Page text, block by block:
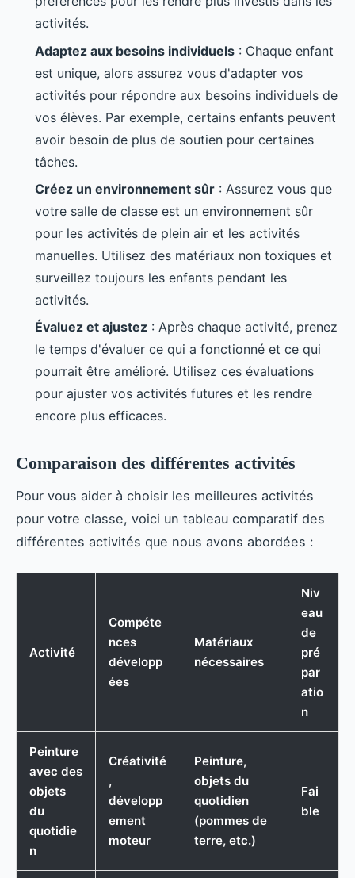
activités.
Adaptez aux besoins individuels : Chaque enfant
est unique, alors assurez vous d'adapter vos
activités pour répondre aux besoins individuels de
vos élèves. Par exemple, certains enfants peuvent
avoir besoin de plus de soutien pour certaines
tâches.
Créez un environnement sûr : Assurez vous que
votre salle de classe est un environnement sûr
pour les activités de plein air et les activités
manuelles. Utilisez des matériaux non toxiques et
surveillez toujours les enfants pendant les
activités.
Évaluez et ajustez : Après chaque activité, prenez
le temps d'évaluer ce qui a fonctionné et ce qui
pourrait être amélioré. Utilisez ces évaluations
pour ajuster vos activités futures et les rendre
encore plus efficaces.
Comparaison des différentes activités
Pour vous aider à choisir les meilleures activités
pour votre classe, voici un tableau comparatif des
différentes activités que nous avons abordées :
Activité
Compéte
nces
développ
ées
Matériaux
nécessaires
Niv
eau
de
pré
par
atio
n
Peinture
avec des
objets
du
quotidie
n
Créativité
,
développ
ement
moteur
Peinture,
objets du
quotidien
(pommes de
terre, etc.)
Fai
ble